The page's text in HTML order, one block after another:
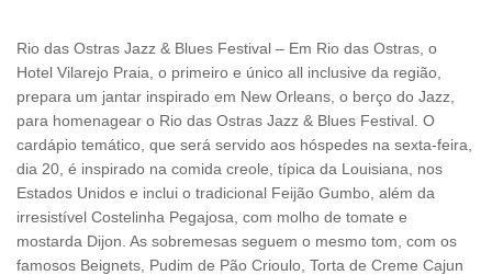
Rio das Ostras Jazz & Blues Festival – Em Rio das Ostras, o
Hotel Vilarejo Praia, o primeiro e único all inclusive da região,
prepara um jantar inspirado em New Orleans, o berço do Jazz,
para homenagear o Rio das Ostras Jazz & Blues Festival. O
cardápio temático, que será servido aos hóspedes na sexta-feira,
dia 20, é inspirado na comida creole, típica da Louisiana, nos
Estados Unidos e inclui o tradicional Feijão Gumbo, além da
irresistível Costelinha Pegajosa, com molho de tomate e
mostarda Dijon. As sobremesas seguem o mesmo tom, com os
famosos Beignets, Pudim de Pão Crioulo, Torta de Creme Cajun